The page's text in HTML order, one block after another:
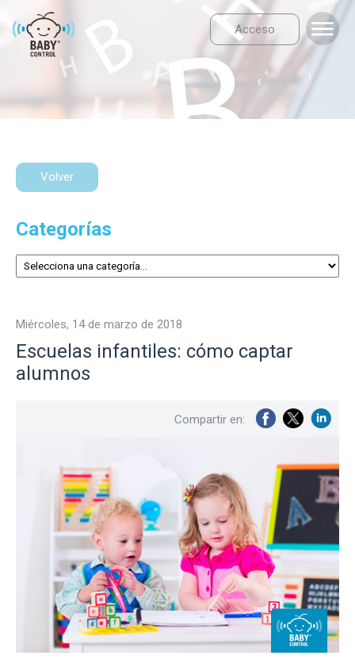
Acceso
Volver
Categorías
miércoles, 14 de marzo de 2018
Escuelas infantiles: cómo captar
alumnos
Compartir en: